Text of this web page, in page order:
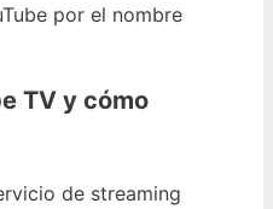
por el nombre
TV y cómo
de streaming